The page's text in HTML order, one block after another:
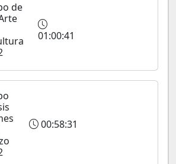
de
01:00:41
00:58:31